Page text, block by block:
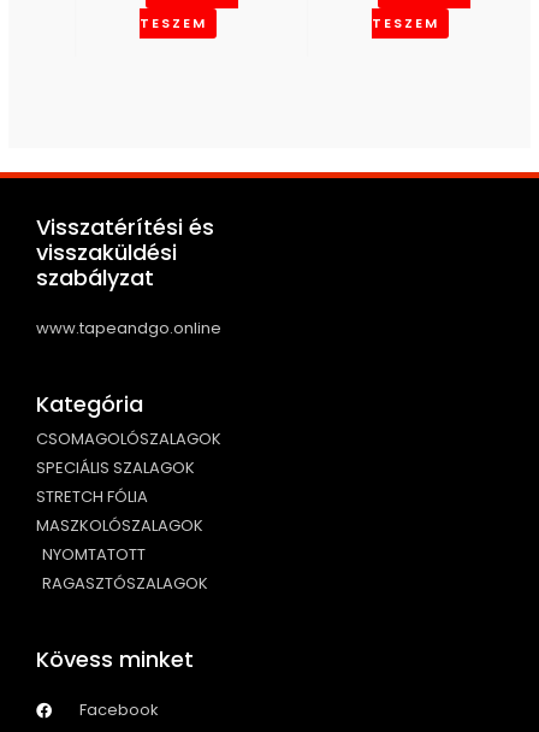
TESZEM
TESZEM
Visszatérítési és
visszaküldési
szabályzat
www.tapeandgo.online
Kategória
CSOMAGOLÓSZALAGOK
SPECIÁLIS SZALAGOK
STRETCH FÓLIA
MASZKOLÓSZALAGOK
NYOMTATOTT
RAGASZTÓSZALAGOK
Kövess minket
Facebook